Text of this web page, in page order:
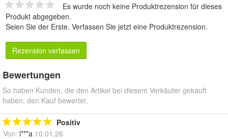
Es wurde noch keine Produktrezension für dieses
Produkt abgegeben.
Seien Sie der Erste. Verfassen Sie jetzt eine Produktrezension.
Rezension verfassen
Bewertungen
So haben Kunden, die den Artikel bei diesem Verkäufer gekauft
haben, den Kauf bewertet.
Positiv
Von: l***a 10.01.26